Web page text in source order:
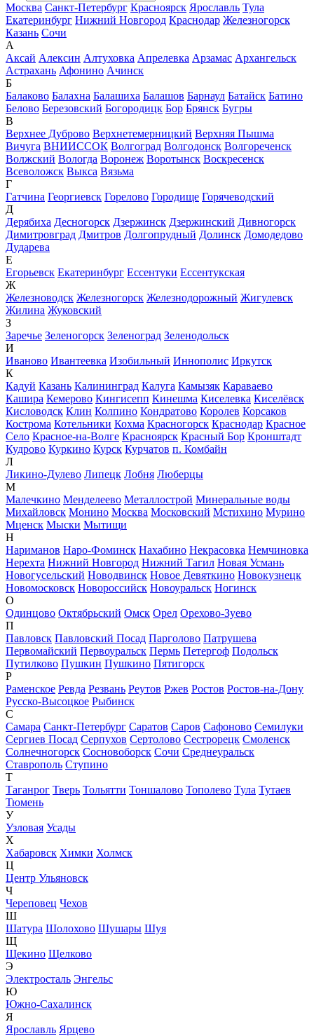
Москва Санкт-Петербург Красноярск Ярославль Тула
Екатеринбург Нижний Новгород Краснодар Железногорск
Казань Сочи
А
Аксай Алексин Алтуховка Апрелевка Арзамас Архангельск
Астрахань Афонино Ачинск
Б
Балаково Балахна Балашиха Балашов Барнаул Батайск Батино
Белово Березовский Богородицк Бор Брянск Бугры
В
Верхнее Дуброво Верхнетемерницкий Верхняя Пышма
Вичуга ВНИИССОК Волгоград Волгодонск Волгореченск
Волжский Вологда Воронеж Воротынск Воскресенск
Всеволожск Выкса Вязьма
Г
Гатчина Георгиевск Горелово Городище Горячеводский
Д
Дерябиха Десногорск Дзержинск Дзержинский Дивногорск
Димитровград Дмитров Долгопрудный Долинск Домодедово
Дударева
Е
Егорьевск Екатеринбург Ессентуки Ессентукская
Ж
Железноводск Железногорск Железнодорожный Жигулевск
Жилина Жуковский
З
Заречье Зеленогорск Зеленоград Зеленодольск
И
Иваново Ивантеевка Изобильный Иннополис Иркутск
К
Кадуй Казань Калининград Калуга Камызяк Караваево
Кашира Кемерово Кингисепп Кинешма Киселевка Киселёвск
Кисловодск Клин Колпино Кондратово Королев Корсаков
Кострома Котельники Кохма Красногорск Краснодар Красное
Село Красное-на-Волге Красноярск Красный Бор Кронштадт
Кудрово Куркино Курск Курчатов п. Комбайн
Л
Ликино-Дулево Липецк Лобня Люберцы
М
Малечкино Менделеево Металлострой Минеральные воды
Михайловск Монино Москва Московский Мстихино Мурино
Мценск Мыски Мытищи
Н
Нариманов Наро-Фоминск Нахабино Некрасовка Немчиновка
Нерехта Нижний Новгород Нижний Тагил Новая Усмань
Новогусельский Новодвинск Новое Девяткино Новокузнецк
Новомосковск Новороссийск Новоуральск Ногинск
О
Одинцово Октябрьский Омск Орел Орехово-Зуево
П
Павловск Павловский Посад Парголово Патрушева
Первомайский Первоуральск Пермь Петергоф Подольск
Путилково Пушкин Пушкино Пятигорск
Р
Раменское Ревда Резвань Реутов Ржев Ростов Ростов-на-Дону
Русско-Высоцкое Рыбинск
С
Самара Санкт-Петербург Саратов Саров Сафоново Семилуки
Сергиев Посад Серпухов Сертолово Сестрорецк Смоленск
Солнечногорск Сосновоборск Сочи Среднеуральск
Ставрополь Ступино
Т
Таганрог Тверь Тольятти Тоншалово Тополево Тула Тутаев
Тюмень
У
Узловая Усады
Х
Хабаровск Химки Холмск
Ц
Центр Ульяновск
Ч
Череповец Чехов
Ш
Шатура Шолохово Шушары Шуя
Щ
Щекино Щелково
Э
Электросталь Энгельс
Ю
Южно-Сахалинск
Я
Ярославль Ярцево